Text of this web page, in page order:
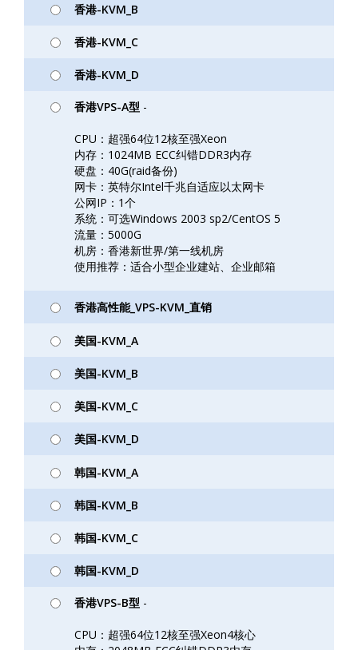
香港-KVM_B
香港-KVM_C
香港-KVM_D
香港VPS-A型 -
CPU：超强64位12核至强Xeon
内存：1024MB ECC纠错DDR3内存
硬盘：40G(raid备份)
网卡：英特尔Intel千兆自适应以太网卡
公网IP：1个
系统：可选Windows 2003 sp2/CentOS 5
流量：5000G
机房：香港新世界/第一线机房
使用推荐：适合小型企业建站、企业邮箱
香港高性能_VPS-KVM_直销
美国-KVM_A
美国-KVM_B
美国-KVM_C
美国-KVM_D
韩国-KVM_A
韩国-KVM_B
韩国-KVM_C
韩国-KVM_D
香港VPS-B型 -
CPU：超强64位12核至强Xeon4核心